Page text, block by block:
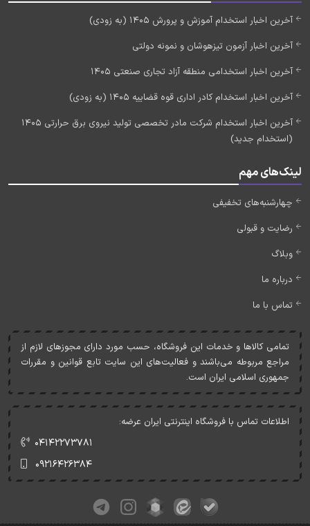
آخرین اخبار استخدام آموزش و پرورش 1405 (به زودی)
آخرین اخبار آزمون تیزهوشان و نمونه دولتی
آخرین اخبار استخدامی منطقه آزاد تجاری صنعتی 1405
آخرین اخبار استخدام کادر اداری قوه قضاییه 1405 (به زودی)
آخرین اخبار استخدام شرکت مادر تخصصی تولید نیروی برق حرارتی 1405
(استخدام جدید)
لینک‌های مهم
چهارشنبه‌های تخفیفی
رضایت و قبولی
وبلاگ
درباره ما
تماس با ما
تمامی کالاها و خدمات اين فروشگاه، حسب مورد دارای مجوزهای لازم از
مراجع مربوطه می‌باشند و فعاليت‌های اين سايت تابع قوانين و مقررات
جمهوری اسلامی ايران است.
اطلاعات تماس با فروشگاه اینترنتی ایران عرضه:
۰۴۱۴۲۲۷۳۷۸۱
۰۹۲۱۶۴۲۶۳۸۴